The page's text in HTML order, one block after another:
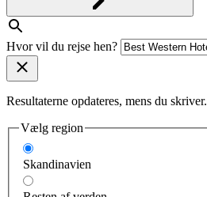
Hvor vil du rejse hen?
Resultaterne opdateres, mens du skriver.
Vælg region
Skandinavien